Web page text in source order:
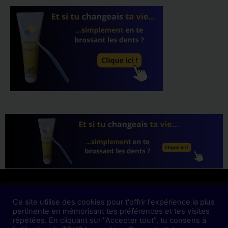
Mentions Légales
Politique de confidentialité
Ce site utilise des cookies pour t'offrir l'expérience la plus
pertinente en mémorisant tes préférences et tes visites
répétées. En cliquant sur "Accepter tout", tu consens à